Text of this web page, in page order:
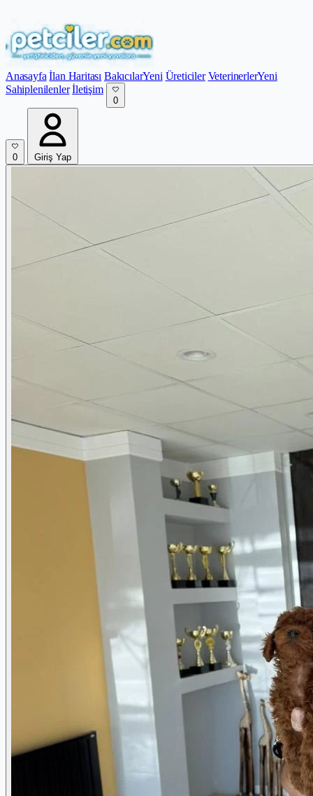
Anasayfa İlan Haritası BakıcılarYeni Üreticiler VeterinerlerYeni
Sahiplenilenler İletişim
0
0 Giriş Yap